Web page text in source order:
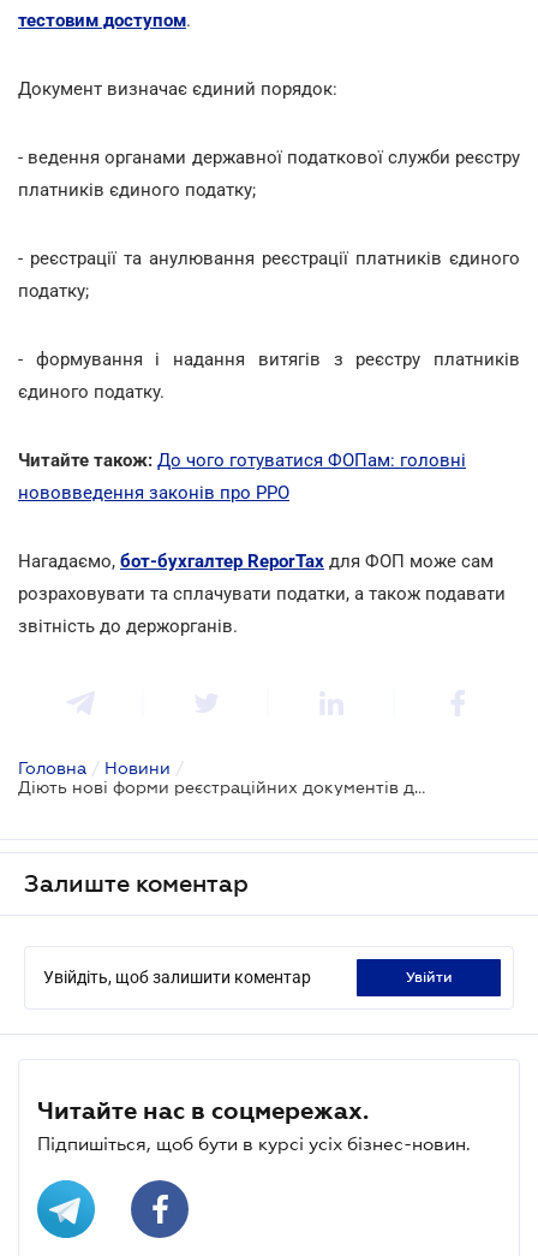
тестовим доступом.
Документ визначає єдиний порядок:
- ведення органами державної податкової служби реєстру
платників єдиного податку;
- реєстрації та анулювання реєстрації платників єдиного
податку;
- формування і надання витягів з реєстру платників
єдиного податку.
Читайте також: До чого готуватися ФОПам: головні
нововведення законів про РРО
Нагадаємо, бот-бухгалтер ReporTax для ФОП може сам
розраховувати та сплачувати податки, а також подавати
звітність до держорганів.
Головна / Новини /
Діють нові форми реєстраційних документів для єдинників
Залиште коментар
Увійдіть, щоб залишити коментар увійти
Читайте нас в соцмережах.
Підпишіться, щоб бути в курсі усіх бізнес-новин.